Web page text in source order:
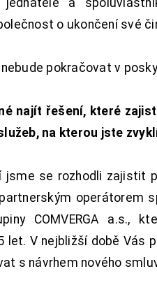
o ukončení své
pokračovat v
najít řešení, které
na kterou jste
jsme se rozhodli zajistit
operátorem
COMVERGA a.s.,
let. V nejbližší době Vás
s návrhem nového